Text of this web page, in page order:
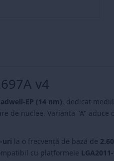
v4
EP (14 nm), dedicat
de nuclee. Varianta "A"
uri la o frecvență de bază de
cu platformele